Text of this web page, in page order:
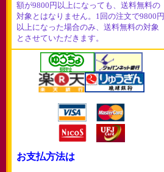
額が9800円以上になっても、送料無料の
対象とはなりません。1回の注文で9800円
以上になった場合のみ、送料無料の対象
とさせていただきます。
お支払方法は